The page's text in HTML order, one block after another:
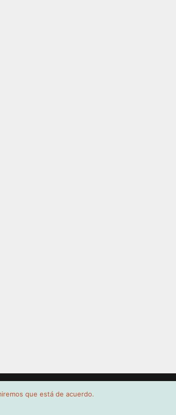
que está de acuerdo.